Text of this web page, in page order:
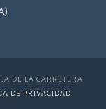
DE LA CARRETERA
DE PRIVACIDAD